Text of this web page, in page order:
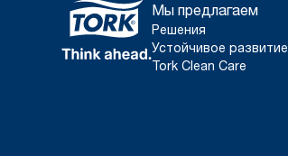
Мы предлагаем
Решения
Устойчивое развитие
Tork Clean Care